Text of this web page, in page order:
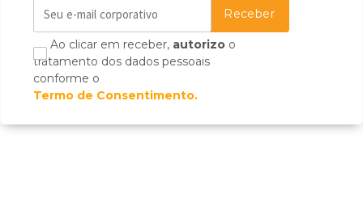
Ao clicar em receber, autorizo o
tratamento dos dados pessoais
conforme o
Termo de Consentimento.